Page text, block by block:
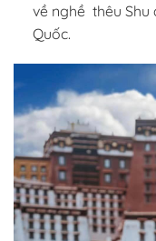
về nghề thêu
Quốc.